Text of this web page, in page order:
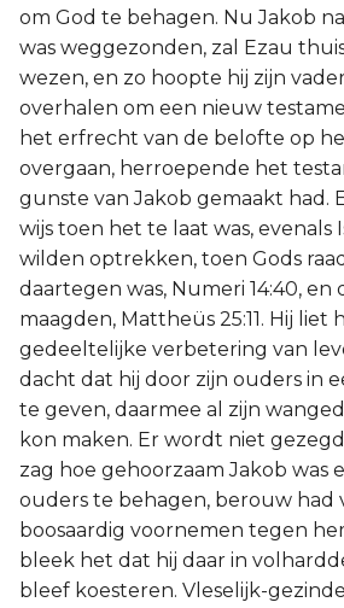
om God te behagen. Nu Jakob
was weggezonden, zal Ezau
wezen, en zo hoopte hij zijn
overhalen om een nieuw
het erfrecht van de belofte op
overgaan, herroepende het
gunste van Jakob gemaakt had.
wijs toen het te laat was, evenals
wilden optrekken, toen Gods
daartegen was, Numeri 14:40, en
maagden, Mattheüs 25:11. Hij liet
gedeeltelijke verbetering van
dacht dat hij door zijn ouders in
te geven, daarmee al zijn
kon maken. Er wordt niet
zag hoe gehoorzaam Jakob was
ouders te behagen, berouw had
boosaardig voornemen tegen
bleek het dat hij daar in
bleef koesteren. Vleselijk-